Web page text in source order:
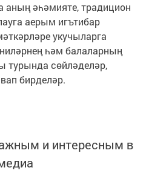
әһәмияте, традицион
аерым игътибар
укучыларга
һәм балаларның
турында сөйләделәр,
бирделәр.
и интересным в